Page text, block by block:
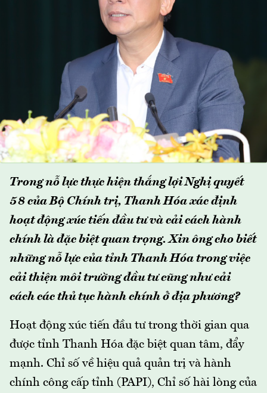
Trong nỗ lực thực hiện thắng lợi Nghị quyết
58 của Bộ Chính trị, Thanh Hóa xác định
hoạt động xúc tiến đầu tư và cải cách hành
chính là đặc biệt quan trọng. Xin ông cho biết
những nỗ lực của tỉnh Thanh Hóa trong việc
cải thiện môi trường đầu tư cũng như cải
cách các thủ tục hành chính ở địa phương?
Hoạt động xúc tiến đầu tư trong thời gian qua
được tỉnh Thanh Hóa đặc biệt quan tâm, đẩy
mạnh. Chỉ số về hiệu quả quản trị và hành
chính công cấp tỉnh (PAPI), Chỉ số hài lòng của